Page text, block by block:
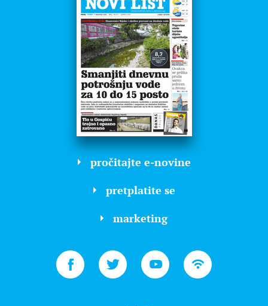
pročitajte e-novine
pretplatite se
marketing